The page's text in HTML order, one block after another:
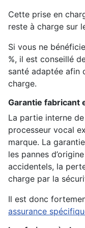
Cette prise en
reste à charge sur
Si vous ne
%, il est conseillé
santé adaptée afin
charge.
Garantie fabricant
La partie interne
processeur vocal
marque. La
les pannes
accidentels, la
charge par la
Il est donc
assurance